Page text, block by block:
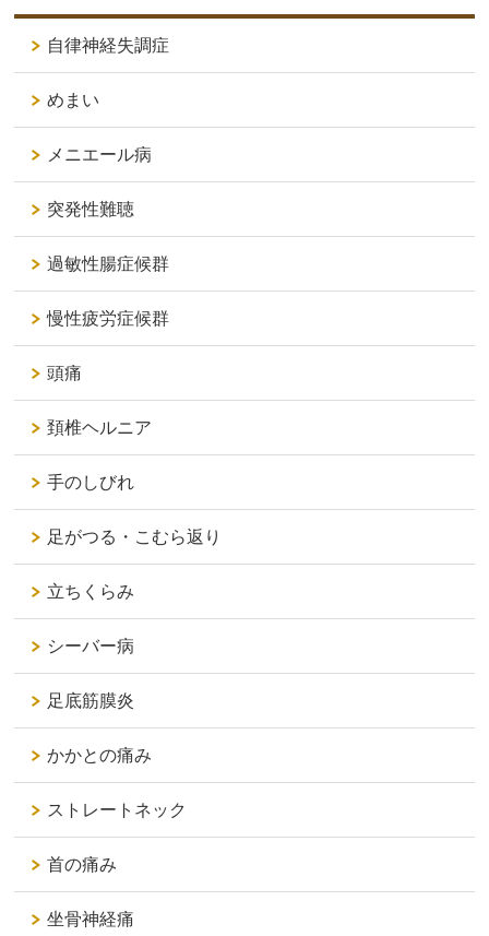
自律神経失調症
めまい
メニエール病
突発性難聴
過敏性腸症候群
慢性疲労症候群
頭痛
頚椎ヘルニア
手のしびれ
足がつる・こむら返り
立ちくらみ
シーバー病
足底筋膜炎
かかとの痛み
ストレートネック
首の痛み
坐骨神経痛